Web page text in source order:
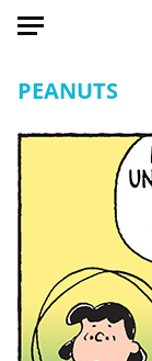
HOME
Mondo
Tecnologia
Internet
Scienza
PEANUTS